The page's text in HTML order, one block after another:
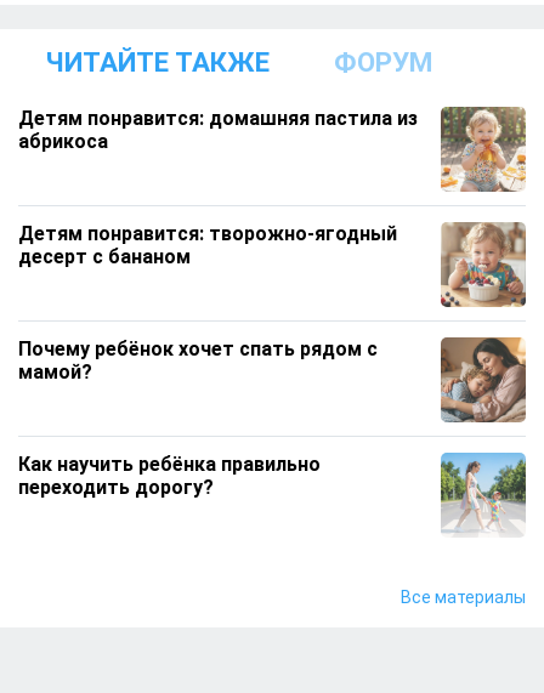
ЧИТАЙТЕ ТАКЖЕ ФОРУМ
Детям понравится: домашняя пастила из
абрикоса
Детям понравится: творожно‑ягодный
десерт с бананом
Почему ребёнок хочет спать рядом с
мамой?
Как научить ребёнка правильно
переходить дорогу?
Все материалы